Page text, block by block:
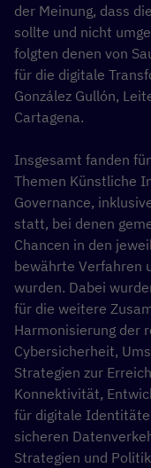
der Meinung, dass
sollte und nicht
folgten denen von
für die digitale
González Gullón,
Cartagena.
Insgesamt fanden
Themen Künstliche
Governance,
statt, bei denen
Chancen in den
bewährte Verfahren
wurden. Dabei
für die weitere
Harmonisierung der
Cybersicherheit,
Strategien zur
Konnektivität,
für digitale
sicheren
Strategien und